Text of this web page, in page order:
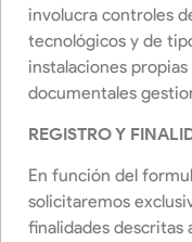
involucra controles
tecnológicos y de
instalaciones
documentales
REGISTRO Y
En función del
solicitaremos
finalidades descritas